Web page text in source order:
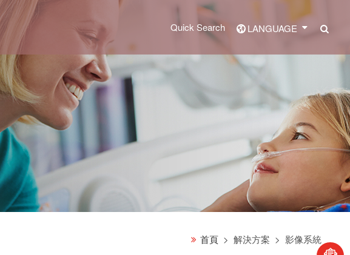
Quick Search LANGUAGE
首頁 解決方案 影像系統